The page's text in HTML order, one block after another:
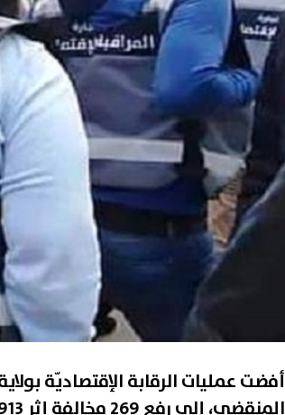
أفضت عمليات الرقابة الإقتصاديّة